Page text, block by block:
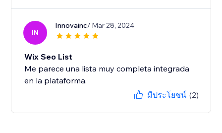
IN
Innovainc/ Mar 28, 2024
Wix Seo List
Me parece una lista muy completa integrada
en la plataforma.
มีประโยชน์ (2)